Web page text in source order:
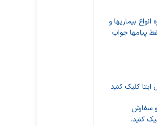
بیماریها و
پیامها جواب
کلیک کنید
سفارش
کنید.